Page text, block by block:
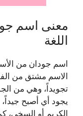
اللغة
اسم جودان من
الاسم مشتق من
تجويداً، وهي من
يجود أي أصبح